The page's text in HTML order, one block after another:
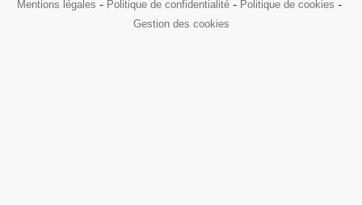
Mentions légales Politique de confidentialité
Politique de cookies
Gestion des cookies